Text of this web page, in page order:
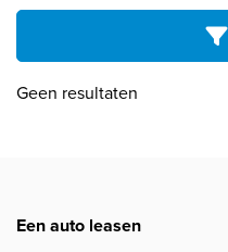
Geen resultaten
Een auto leasen